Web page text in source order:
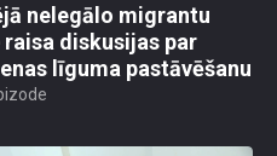
nelegālo migrantu
raisa diskusijas par
līguma pastāvēšanu